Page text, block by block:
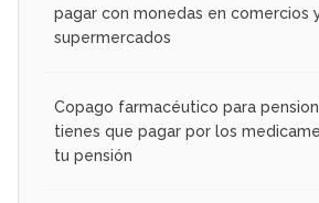
pagar con monedas en comercios
supermercados
Copago farmacéutico para
tienes que pagar por los
tu pensión